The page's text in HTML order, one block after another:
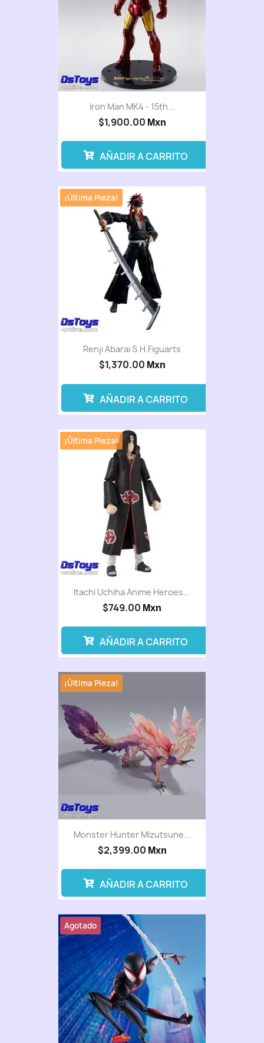
Iron Man MK4 - 15th...
$1,900.00 Mxn
AÑADIR A CARRITO
Renji Abarai S.H.Figuarts
$1,370.00 Mxn
¡Última Pieza!
AÑADIR A CARRITO
Itachi Uchiha Anime Heroes...
$749.00 Mxn
¡Última Pieza!
AÑADIR A CARRITO
Monster Hunter Mizutsune...
$2,399.00 Mxn
¡Última Pieza!
AÑADIR A CARRITO
Agotado